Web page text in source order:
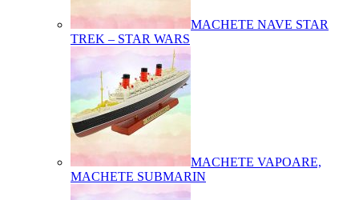
MACHETE NAVE STAR
TREK – STAR WARS
MACHETE VAPOARE,
MACHETE SUBMARIN